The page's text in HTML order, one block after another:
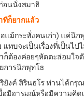
อนนั่งสมาธิ
ทีก็ยากแล้ว
แม้กระทั่งคนเก่า) แค่นึก
แทบจะเป็นเรื่องที่เป็นไ
ก็ต้องค่อยๆหัดตะล่อมใจ
การนึกพุทโธ
ยังค์ สิรินธโร ท่านได้ก
อมีอารมณ์หรือมีความคิด